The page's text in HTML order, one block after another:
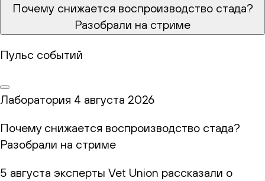
Почему снижается воспроизводство стада?
Разобрали на стриме
Пульс событий
Лаборатория 4 августа 2026
Почему снижается воспроизводство стада?
Разобрали на стриме
5 августа эксперты Vet Union рассказали о